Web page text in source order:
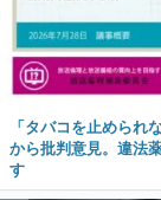
「タバコを止められ
から批判意見。違法
す